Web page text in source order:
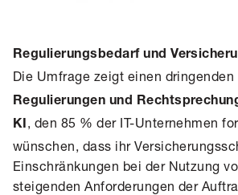
Regulierungsbedarf und
Die Umfrage zeigt einen dringenden
Regulierungen und
KI, den 85 % der IT-Unternehmen
wünschen, dass ihr
Einschränkungen bei der Nutzung
steigenden Anforderungen der